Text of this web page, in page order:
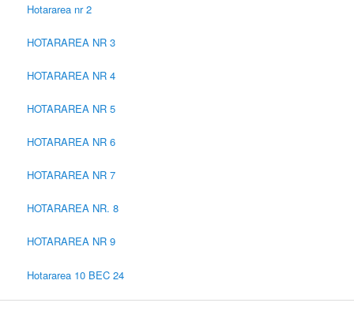
Hotararea nr 2
HOTARAREA NR 3
HOTARAREA NR 4
HOTARAREA NR 5
HOTARAREA NR 6
HOTARAREA NR 7
HOTARAREA NR. 8
HOTARAREA NR 9
Hotararea 10 BEC 24